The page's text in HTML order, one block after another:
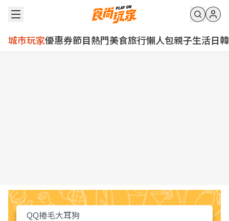
城市玩家優惠券節目熱門美食旅行懶人包親子生活日韓